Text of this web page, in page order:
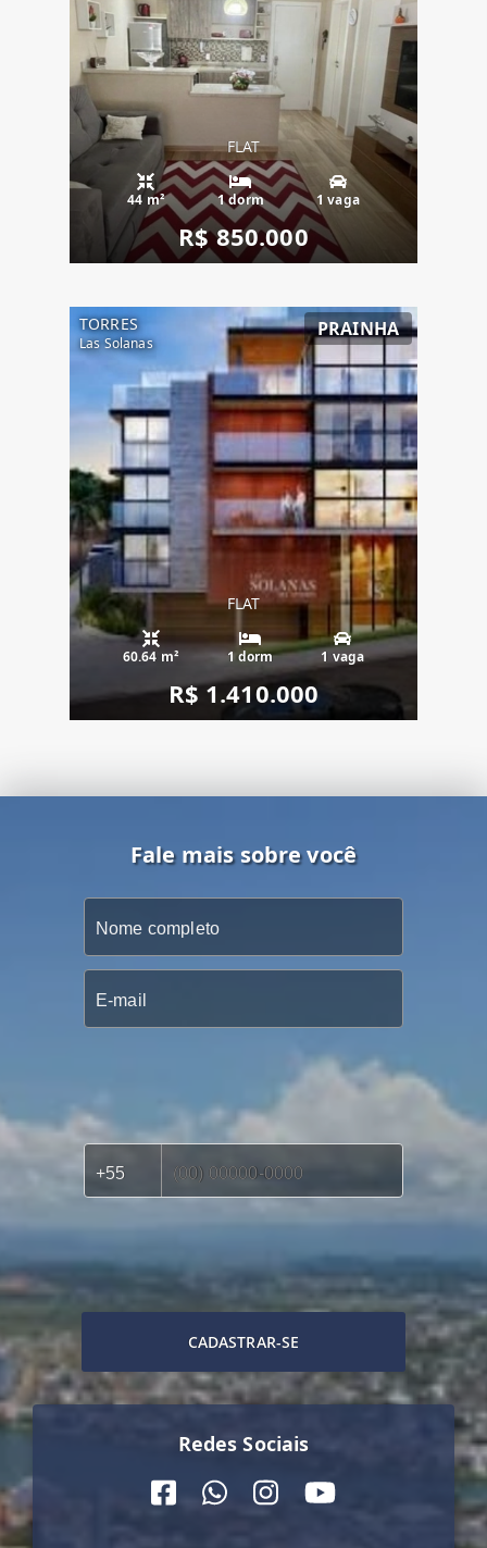
FLAT
44 m² 1 dorm 1 vaga
R$ 850.000
TORRES
Las Solanas
PRAINHA
FLAT
60.64 m² 1 dorm 1 vaga
R$ 1.410.000
Fale mais sobre você
CADASTRAR-SE
Redes Sociais